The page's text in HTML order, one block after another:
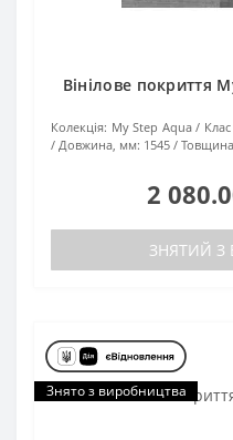
Вінілове покриття
Колекція: My Step Aqua Клас
Довжина, мм: 1545
2
ЗНЯТИЙ З
Знято з виробництва